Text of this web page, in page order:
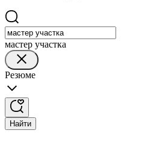
мастер участка
Резюме
Найти